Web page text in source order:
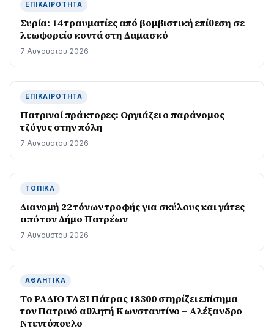
ΕΠΙΚΑΙΡΌΤΗΤΑ
Συρία: 14 τραυματίες από βομβιστική επίθεση σε
λεωφορείο κοντά στη Δαμασκό
7 Αυγούστου 2026
ΕΠΙΚΑΙΡΌΤΗΤΑ
Πατρινοί πράκτορες: Οργιάζει ο παράνομος
τζόγος στην πόλη
7 Αυγούστου 2026
ΤΟΠΙΚΆ
Διανομή 22 τόνων τροφής για σκύλους και γάτες
από τον Δήμο Πατρέων
7 Αυγούστου 2026
ΑΘΛΗΤΙΚΆ
Το ΡΑΔΙΟ ΤΑΞΙ Πάτρας 18300 στηρίζει επίσημα
τον Πατρινό αθλητή Κωνσταντίνο – Αλέξανδρο
Ντεντόπουλο